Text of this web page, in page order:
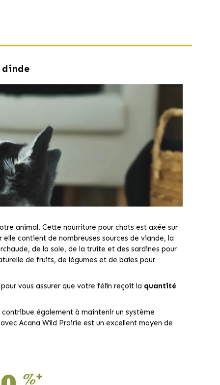
animal. Cette nourriture pour chats est axée sur
contient de nombreuses sources de viande, la
de la sole, de la truite et des sardines pour
de fruits, de légumes et de baies pour
vous assurer que votre félin reçoit la quantité
également à maintenir un système
Acana Wild Prairie est un excellent moyen de